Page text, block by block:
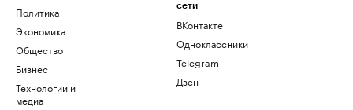
Политика
Экономика
Общество
Бизнес
Технологии и
медиа
сети
ВКонтакте
Одноклассники
Telegram
Дзен